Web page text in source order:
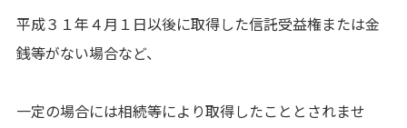
平成３１年４月１日以後に取得した信託受益権または金
銭等がない場合など、
一定の場合には相続等により取得したこととされませ